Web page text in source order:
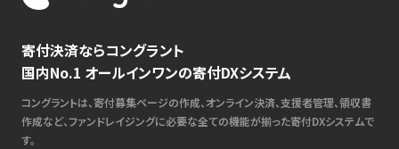
寄付決済ならコングラント
国内No.1 オールインワンの寄付DXシステム
コングラントは、寄付募集ページの作成、オンライン決済、支援者管理、領収書
作成など、ファンドレイジングに必要な全ての機能が揃った寄付DXシステムで
す。